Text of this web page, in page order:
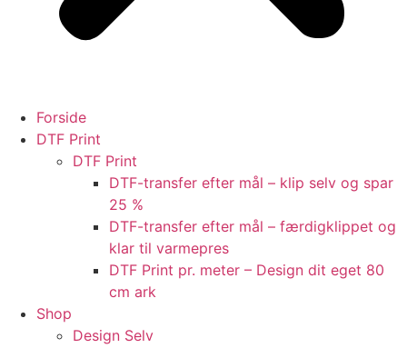
Forside
DTF Print
DTF Print
DTF-transfer efter mål – klip selv og spar
25 %
DTF-transfer efter mål – færdigklippet og
klar til varmepres
DTF Print pr. meter – Design dit eget 80
cm ark
Shop
Design Selv